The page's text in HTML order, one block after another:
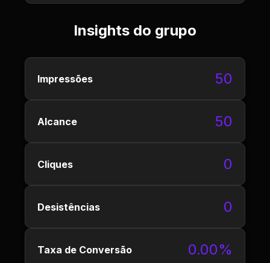
Insights do grupo
Impressões 50
Alcance 50
Cliques 0
Desistências 0
Taxa de Conversão 0.00%